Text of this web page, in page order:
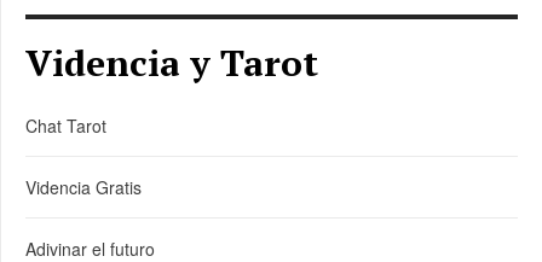
Videncia y Tarot
Chat Tarot
Videncia Gratis
Adivinar el futuro